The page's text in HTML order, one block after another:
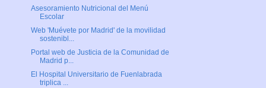
Asesoramiento Nutricional del Menú
Escolar
Web 'Muévete por Madrid' de la movilidad
sostenibl...
Portal web de Justicia de la Comunidad de
Madrid p...
El Hospital Universitario de Fuenlabrada
triplica ...